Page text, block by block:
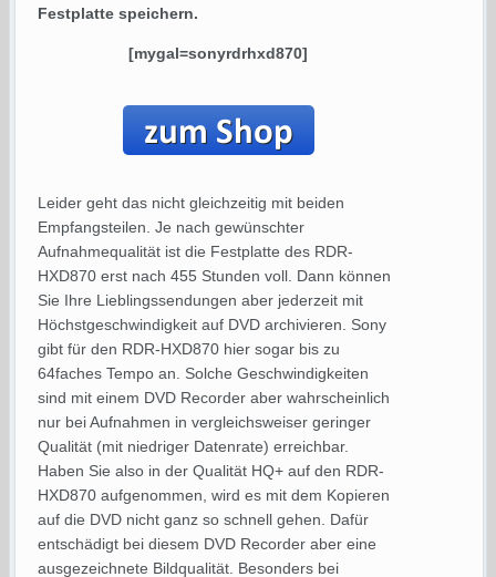
Festplatte speichern.
[mygal=sonyrdrhxd870]
Leider geht das nicht gleichzeitig mit beiden
Empfangsteilen. Je nach gewünschter
Aufnahmequalität ist die Festplatte des RDR-
HXD870 erst nach 455 Stunden voll. Dann können
Sie Ihre Lieblingssendungen aber jederzeit mit
Höchstgeschwindigkeit auf DVD archivieren. Sony
gibt für den RDR-HXD870 hier sogar bis zu
64faches Tempo an. Solche Geschwindigkeiten
sind mit einem DVD Recorder aber wahrscheinlich
nur bei Aufnahmen in vergleichsweiser geringer
Qualität (mit niedriger Datenrate) erreichbar.
Haben Sie also in der Qualität HQ+ auf den RDR-
HXD870 aufgenommen, wird es mit dem Kopieren
auf die DVD nicht ganz so schnell gehen. Dafür
entschädigt bei diesem DVD Recorder aber eine
ausgezeichnete Bildqualität. Besonders bei